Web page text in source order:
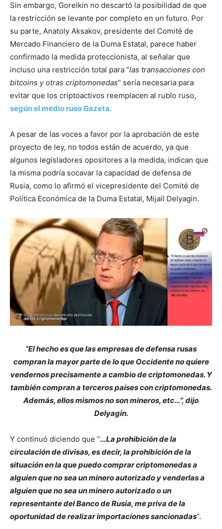
Sin embargo, Gorelkin no descartó la posibilidad de que
la restricción se levante por completo en un futuro. Por
su parte, Anatoly Aksakov, presidente del Comité de
Mercado Financiero de la Duma Estatal, parece haber
confirmado la medida proteccionista, al señalar que
incluso una restricción total para “las transacciones con
bitcoins y otras criptomonedas” sería necesaria para
evitar que los criptoactivos reemplacen al rublo ruso,
según el medio ruso Gazeta.
A pesar de las voces a favor por la aprobación de este
proyecto de ley, no todos están de acuerdo, ya que
algunos legisladores opositores a la medida, indican que
la misma podría socavar la capacidad de defensa de
Rusia, como lo afirmó el vicepresidente del Comité de
Política Económica de la Duma Estatal, Mijaíl Delyagin.
“El hecho es que las empresas de defensa rusas
compran la mayor parte de lo que Occidente no quiere
vendernos precisamente a cambio de criptomonedas. Y
también compran a terceros países con criptomonedas.
Además, ellos mismos no son mineros, etc…”, dijo
Delyagin.
Y continuó diciendo que “…La prohibición de la
circulación de divisas, es decir, la prohibición de la
situación en la que puedo comprar criptomonedas a
alguien que no sea un minero autorizado y venderlas a
alguien que no sea un minero autorizado o un
representante del Banco de Rusia, me priva de la
oportunidad de realizar importaciones sancionadas”.